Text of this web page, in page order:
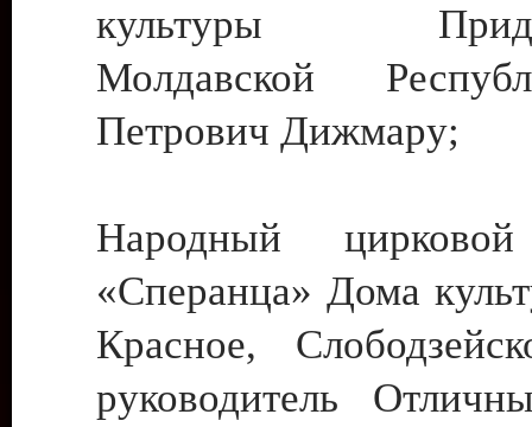
культуры
Молдавской
Петрович Дижмару;
Народный цирковой
«Сперанца» Дома
Красное,
руководитель